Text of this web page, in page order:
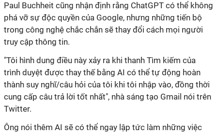
Paul Buchheit cũng nhận định rằng ChatGPT có thể không
phá vỡ sự độc quyền của Google, nhưng những tiến bộ
trong công nghệ chắc chắn sẽ thay đổi cách mọi người
truy cập thông tin.
"Tôi hình dung điều này xảy ra khi thanh Tìm kiếm của
trình duyệt được thay thế bằng AI có thể tự động hoàn
thành suy nghĩ/câu hỏi của tôi khi tôi nhập vào, đồng thời
cung cấp câu trả lời tốt nhất", nhà sáng tạo Gmail nói trên
Twitter.
Ông nói thêm AI sẽ có thể ngay lập tức làm những việc